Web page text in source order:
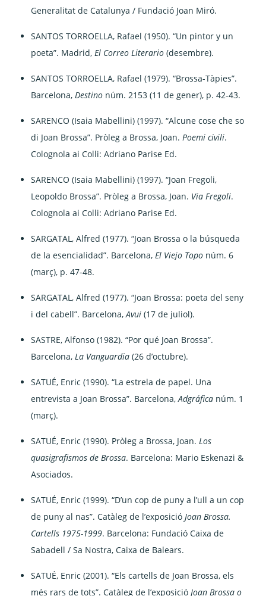
Generalitat de Catalunya / Fundació Joan Miró.
SANTOS TORROELLA, Rafael (1950). “Un pintor y un
poeta”. Madrid,El Correo Literario(desembre).
SANTOS TORROELLA, Rafael (1979). “Brossa-Tàpies”.
Barcelona,Destino núm. 2153 (11 de gener), p. 42-43.
SARENCO (Isaia Mabellini) (1997). “Alcune cose che so
di Joan Brossa”. Pròleg a Brossa, Joan.Poemi civili.
Colognola ai Colli: Adriano Parise Ed.
SARENCO (Isaia Mabellini) (1997). “Joan Fregoli,
Leopoldo Brossa”. Pròleg a Brossa, Joan. Via Fregoli.
Colognola ai Colli: Adriano Parise Ed.
SARGATAL, Alfred (1977). “Joan Brossa o la búsqueda
de la esencialidad”. Barcelona,El Viejo Topo núm. 6
(març), p. 47-48.
SARGATAL, Alfred (1977). “Joan Brossa: poeta del seny
i del cabell”. Barcelona,Avui(17 de juliol).
SASTRE, Alfonso (1982). “Por qué Joan Brossa”.
Barcelona,La Vanguardia (26 d’octubre).
SATUÉ, Enric (1990). “La estrela de papel. Una
entrevista a Joan Brossa”. Barcelona,Adgráfica núm. 1
(març).
SATUÉ, Enric (1990). Pròleg a Brossa, Joan.Los
quasigrafismos de Brossa. Barcelona: Mario Eskenazi &
Asociados.
SATUÉ, Enric (1999). “D’un cop de puny a l’ull a un cop
de puny al nas”. Catàleg de l’exposicióJoan Brossa.
Cartells 1975-1999. Barcelona: Fundació Caixa de
Sabadell / Sa Nostra, Caixa de Balears.
SATUÉ, Enric (2001). “Els cartells de Joan Brossa, els
més rars de tots”. Catàleg de l’exposicióJoan Brossa o